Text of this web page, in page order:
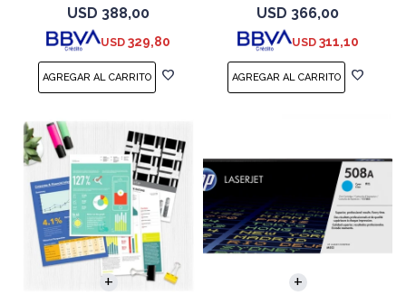
cartucho de tóner (CF280X) -
para LaserJet Pro 400 M401,
MFP M425
USD 388,00
USD 329,80
(CF360A) - para Color
LaserJet Enterprise MFP M577;
LaserJet Enterpris
USD 366,00
USD 311,10